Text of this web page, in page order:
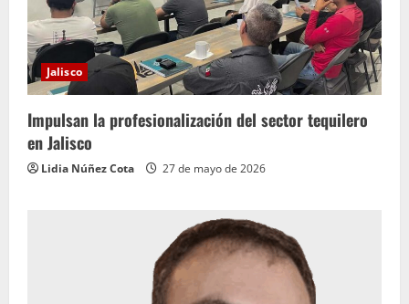
Jalisco
Impulsan la profesionalización del sector tequilero
en Jalisco
Lidia Núñez Cota 27 de mayo de 2026